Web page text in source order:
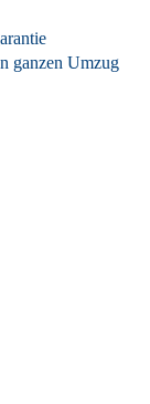
ganzen Umzug